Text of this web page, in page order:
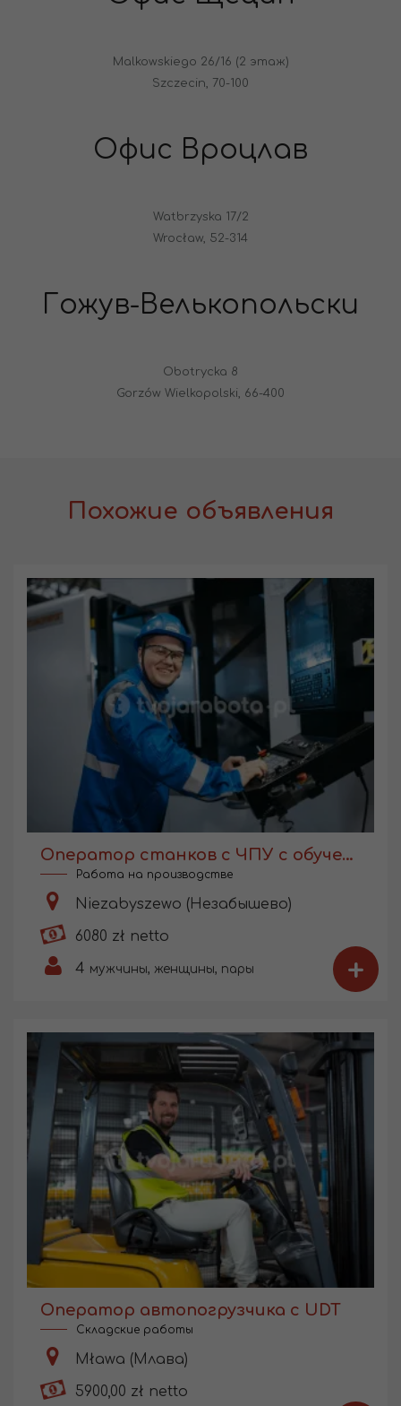
Malkowskiego 26/16 (2 этаж)
Szczecin, 70-100
Офис Вроцлав
Watbrzyska 17/2
Wrocław, 52-314
Гожув-Велькопольски
Obotrycka 8
Gorzów Wielkopolski, 66-400
Похожие объявления
Оператор станков с ЧПУ с обучением
Работа на производстве
Niezabyszewo (Незабышево)
6080 zł netto
4 мужчины, женщины, пары +
Оператор автопогрузчика с UDT
Складские работы
Mława (Млава)
5900,00 zł netto